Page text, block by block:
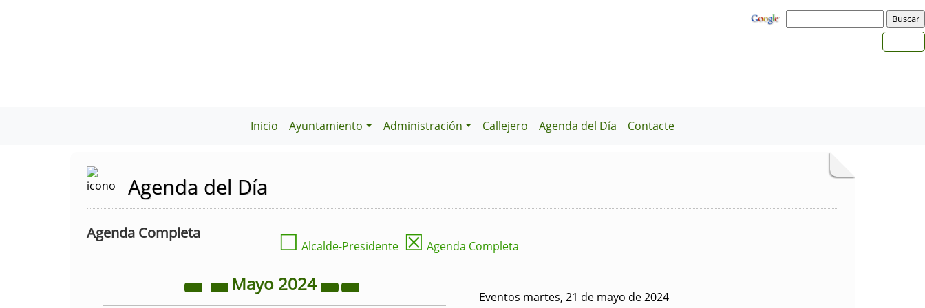
Inicio Ayuntamiento Administración Callejero Agenda del Día Contacte
Agenda del Día
Agenda Completa ☐ Alcalde-Presidente ☒ Agenda Completa
Mayo 2024
Eventos martes, 21 de mayo de 2024